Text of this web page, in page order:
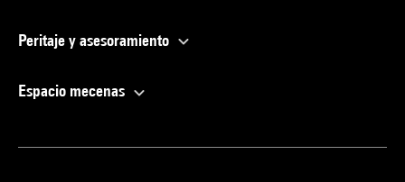
Peritaje y asesoramiento
Espacio mecenas